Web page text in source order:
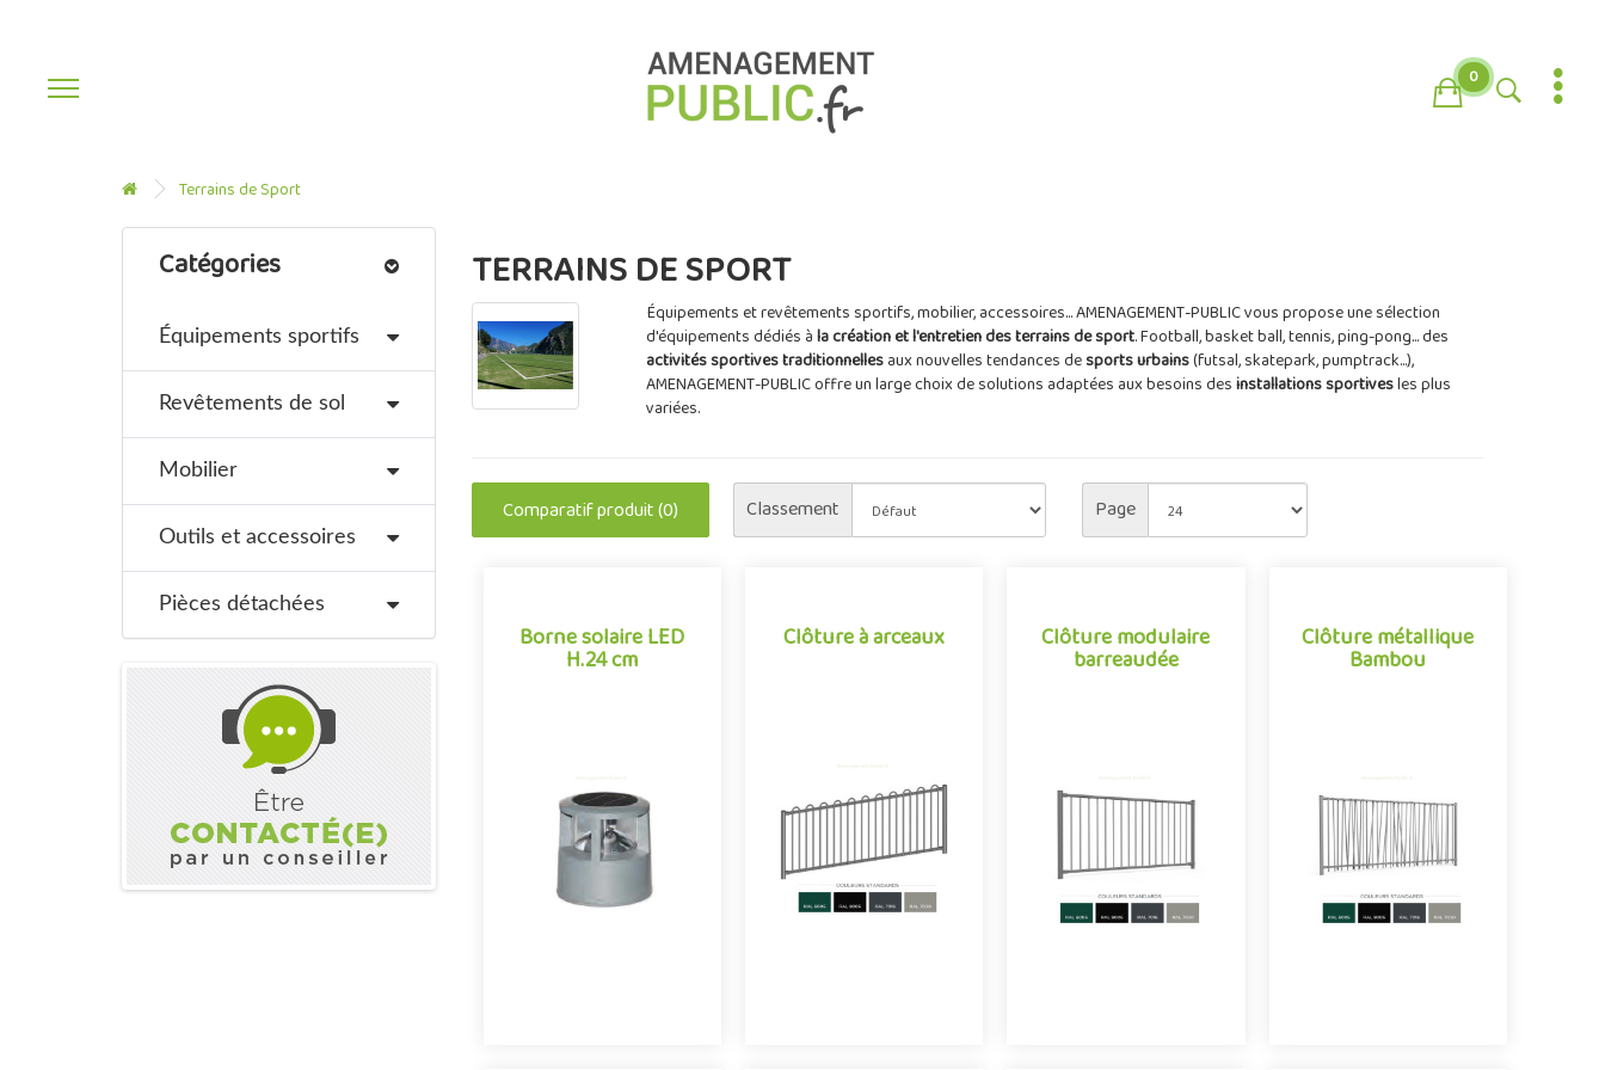
0
Terrains de Sport
Catégories
Équipements sportifs
Revêtements de sol
Mobilier
Outils et accessoires
Pièces détachées
TERRAINS DE SPORT
Équipements et revêtements sportifs, mobilier, accessoires... AMENAGEMENT-PUBLIC vous propose une sélection
d'équipements dédiés àla création et l'entretien des terrains de sport. Football, basket ball, tennis, ping-pong... des
activités sportives traditionnellesaux nouvelles tendances desports urbains(futsal, skatepark, pumptrack...),
AMENAGEMENT-PUBLIC offre un large choix de solutions adaptées aux besoins desinstallations sportivesles plus
variées.
Comparatif produit (0) Classement Page
Borne solaire LED
H.24 cm
Borne solaire LED
H.24 cm
solaire de 24 cm de haut,
produisant un ..
Offre partenaire
Clôture à arceaux
par ses barreaux cintrés
en forme d’arceaux, la
clôture en épingle s’est i..
Offre partnaire
Clôture modulaire
barreaudée
Clôture modulaire
barreaudée
de jeux extérieure
s’adapte facilement à
Offre partenaire
Clôture métallique
Bambou
Clôture métallique
Bambou
sécurité. Solution
alternative..
Offre partenaire